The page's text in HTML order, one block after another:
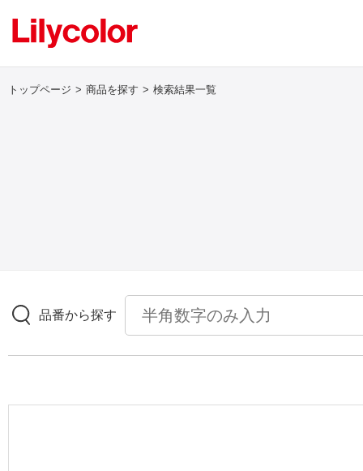
壁紙
トップページ 商品を探す 検索結果一覧
品番から探す